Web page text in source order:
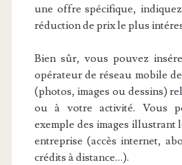
une offre spécifique,
réduction de prix le plus
Bien sûr, vous pouvez
opérateur de réseau mobile
(photos, images ou dessins)
ou à votre activité. Vous
exemple des images illustrant
entreprise (accès internet,
crédits à distance…).